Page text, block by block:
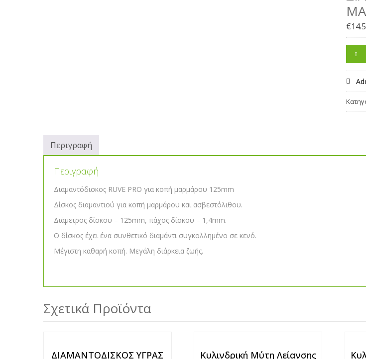
€
Περιγραφή
Περιγραφή
Διαμαντόδισκος RUVE PRO για κοπή μαρμάρου 125mm
Δίσκος διαμαντιού για κοπή μαρμάρου και ασβεστόλιθου.
Διάμετρος δίσκου – 125mm, πάχος δίσκου – 1,4mm.
Ο δίσκος έχει ένα συνθετικό διαμάντι συγκολλημένο σε κενό.
Μέγιστη καθαρή κοπή. Μεγάλη διάρκεια ζωής.
Σχετικά Προϊόντα
ΔΙΑΜΑΝΤΟΔΙΣΚΟΣ ΥΓΡΑΣ
Κυλινδρική Μύτη Λείανσης